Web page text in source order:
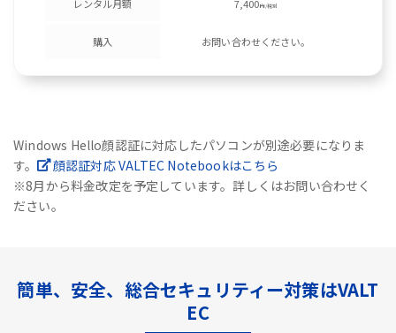
レンタル月額 7,400円/税別
購入 お問い合わせください。
Windows Hello顔認証に対応したパソコンが別途必要になりま
す。
顔認証対応 VALTEC Notebookはこちら
※8月から料金改定を予定しています。詳しくはお問い合わせく
ださい。
簡単、安全、総合セキュリティー対策はVALT
EC